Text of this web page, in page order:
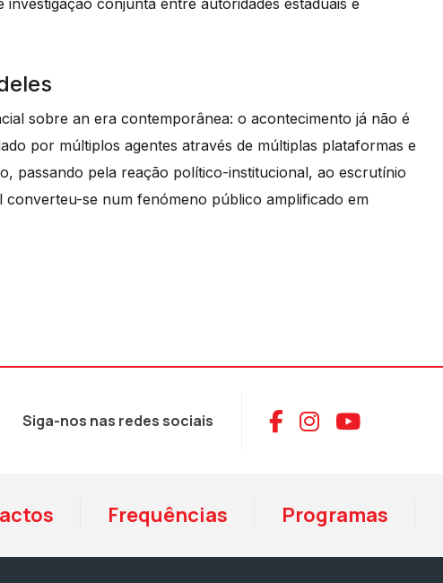
conjunta entre autoridades estaduais e
sobre an era contemporânea: o acontecimento já não é
por múltiplos agentes através de múltiplas plataformas e
passando pela reação político-institucional, ao escrutínio
converteu-se num fenómeno público amplificado em
Siga-nos nas redes sociais Aceder ao
Aceder ao
Aceder
Frequências Programas